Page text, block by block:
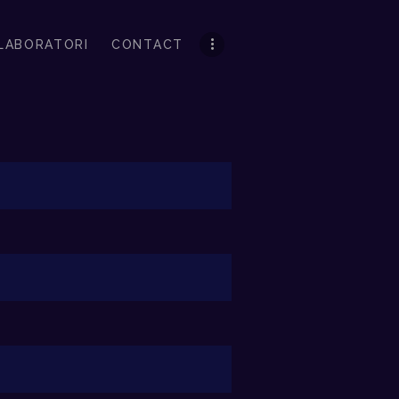
CONTACT